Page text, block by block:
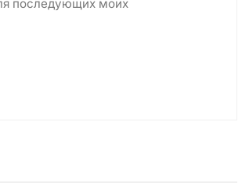
последующих моих